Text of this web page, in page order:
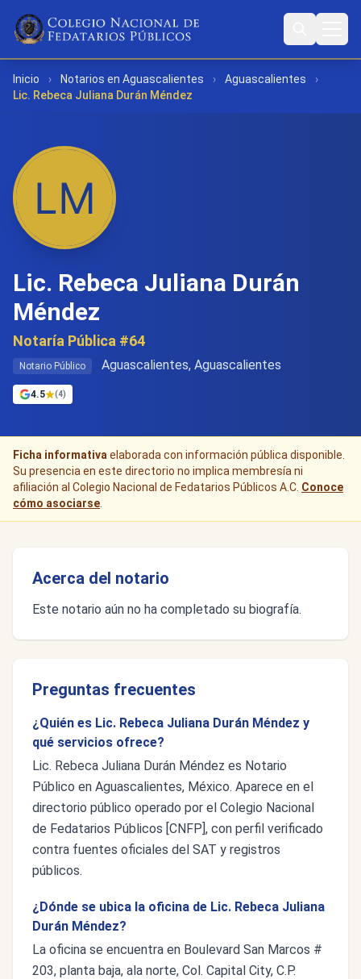
Inicio › Notarios en Aguascalientes › Aguascalientes
›
Lic. Rebeca Juliana Durán Méndez
Lic. Rebeca Juliana Durán
Méndez
Notaría Pública #64
Notario Público Aguascalientes, Aguascalientes
4.5 (4)
Ficha informativa elaborada con información pública disponible.
Su presencia en este directorio no implica membresía ni
afiliación al Colegio Nacional de Fedatarios Públicos A.C. Conoce
cómo asociarse
Acerca del notario
Este notario aún no ha completado su biografía.
Preguntas frecuentes
¿Quién es Lic. Rebeca Juliana Durán Méndez y
qué servicios ofrece?
Lic. Rebeca Juliana Durán Méndez es Notario
Público en Aguascalientes, México. Aparece en el
directorio público operado por el Colegio Nacional
de Fedatarios Públicos [CNFP], con perfil verificado
contra fuentes oficiales del SAT y registros
públicos.
¿Dónde se ubica la oficina de Lic. Rebeca Juliana
Durán Méndez?
La oficina se encuentra en Boulevard San Marcos #
203, planta baja, ala norte, Col. Capital City, C.P.